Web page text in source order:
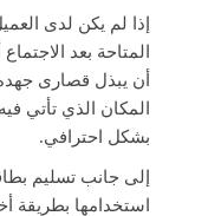
إذا لم يكن لدى
المتاحة بعد
أن يبذل قصارى
المكان الذي تأتي
بشكل احترافي.
إلى جانب تسليم
استخدامها بطريقة